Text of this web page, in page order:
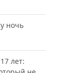
ночь
лет: